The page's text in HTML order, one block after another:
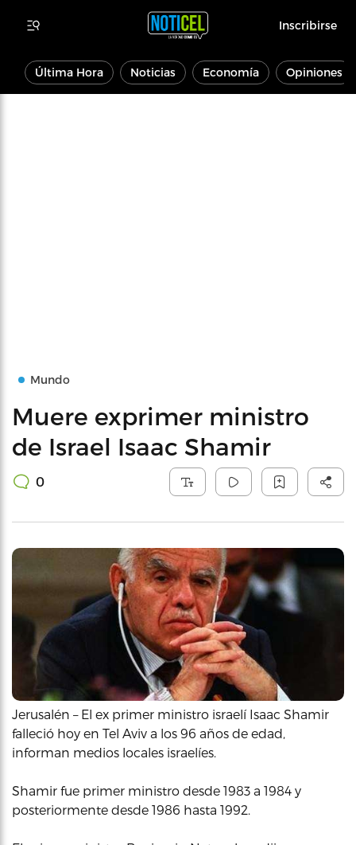
Inscribirse
Última Hora Noticias Economía Opiniones
Mundo
Muere exprimer ministro
de Israel Isaac Shamir
0
Jerusalén – El ex primer ministro israelí Isaac Shamir
falleció hoy en Tel Aviv a los 96 años de edad,
informan medios locales israelíes.
Shamir fue primer ministro desde 1983 a 1984 y
posteriormente desde 1986 hasta 1992.